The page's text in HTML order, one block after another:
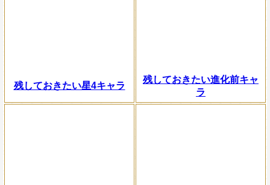
残しておきたい星4キャラ
残しておきたい進化前キャ
ラ